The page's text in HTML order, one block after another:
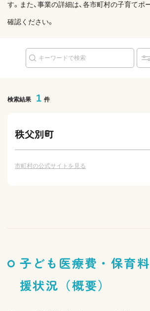
す。また、事業の詳細は、各市町村の子育てポ
確認ください。
検索結果 1 件
秩父別町
市町村の公式サイトを見る
子ども医療費・保育
援状況（概要）